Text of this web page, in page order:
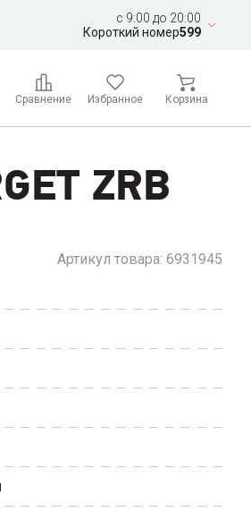
c 9:00 до 20:00
Короткий номер599
Сравнение Избранное Корзина
ZRB
Артикул товара: 6931945